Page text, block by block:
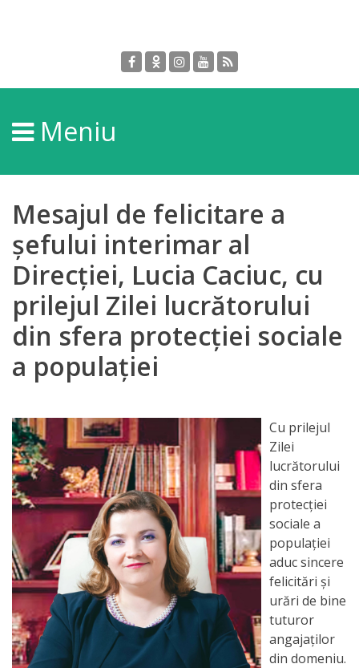
DGPDC
Informații
despre
DGPDC
Subdiviziuni/Servicii
Structura
Strategia
Orarul
Managementul
instituției
Planuri
de
activitate
Parteneriate
Proiecte
Meniu
Mesajul de felicitare a
șefului interimar al
Direcției, Lucia Caciuc, cu
prilejul Zilei lucrătorului
din sfera protecției sociale
a populației
Cu prilejul
Zilei
lucrătorului
din sfera
protecției
sociale a
populației
aduc sincere
felicitări și
urări de bine
tuturor
angajaților
din domeniu.